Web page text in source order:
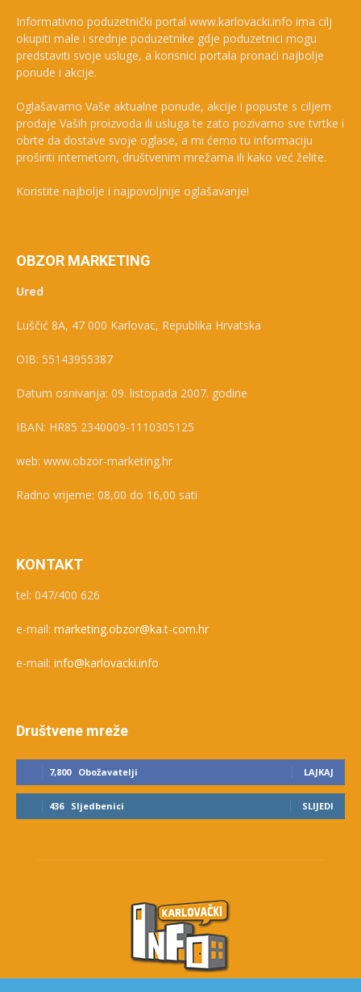
Informativno poduzetnički portal www.karlovacki.info ima cilj
okupiti male i srednje poduzetnike gdje poduzetnici mogu
predstaviti svoje usluge, a korisnici portala pronaći najbolje
ponude i akcije.
Oglašavamo Vaše aktualne ponude, akcije i popuste s ciljem
prodaje Vaših proizvoda ili usluga te zato pozivamo sve tvrtke i
obrte da dostave svoje oglase, a mi ćemo tu informaciju
proširiti internetom, društvenim mrežama ili kako već želite.
Koristite najbolje i najpovoljnije oglašavanje!
OBZOR MARKETING
Ured
Luščić 8A, 47 000 Karlovac, Republika Hrvatska
OIB: 55143955387
Datum osnivanja: 09. listopada 2007. godine
IBAN: HR85 2340009-1110305125
web: www.obzor-marketing.hr
Radno vrijeme: 08,00 do 16,00 sati
KONTAKT
tel: 047/400 626
e-mail: marketing.obzor@ka.t-com.hr
e-mail: info@karlovacki.info
Društvene mreže
7,800 Obožavatelji LAJKAJ
436 Sljedbenici SLIJEDI